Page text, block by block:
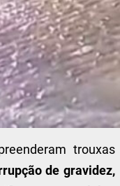
trouxas
de gravidez,